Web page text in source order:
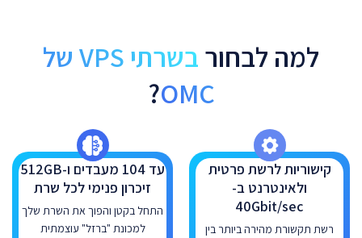
למה לבחור
בשרתי VPS של
OMC
?
קישוריות לרשת פרטית
ולאינטרנט ב-
40Gbit/sec
רשת תקשורת מהירה ביותר בין
עד 104 מעבדים ו-512GB
זיכרון פנימי לכל שרת
התחל בקטן והפוך את השרת שלך
למכונת "ברזל" עוצמתית